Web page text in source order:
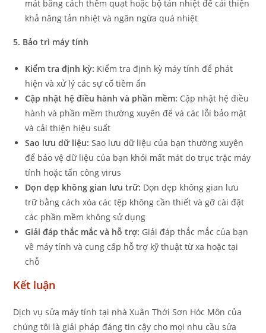
mát bằng cách thêm quạt hoặc bộ tản nhiệt để cải thiện
khả năng tản nhiệt và ngăn ngừa quá nhiệt
5. Bảo trì máy tính
Kiểm tra định kỳ: Kiểm tra định kỳ máy tính để phát
hiện và xử lý các sự cố tiềm ẩn
Cập nhật hệ điều hành và phần mềm: Cập nhật hệ điều
hành và phần mềm thường xuyên để vá các lỗi bảo mật
và cải thiện hiệu suất
Sao lưu dữ liệu: Sao lưu dữ liệu của bạn thường xuyên
để bảo vệ dữ liệu của bạn khỏi mất mát do trục trặc máy
tính hoặc tấn công virus
Dọn dẹp không gian lưu trữ: Dọn dẹp không gian lưu
trữ bằng cách xóa các tệp không cần thiết và gỡ cài đặt
các phần mềm không sử dụng
Giải đáp thắc mắc và hỗ trợ: Giải đáp thắc mắc của bạn
về máy tính và cung cấp hỗ trợ kỹ thuật từ xa hoặc tại
chỗ
Kết luận
Dịch vụ sửa máy tính tại nhà Xuân Thới Sơn Hóc Môn của
chúng tôi là giải pháp đáng tin cậy cho mọi nhu cầu sửa